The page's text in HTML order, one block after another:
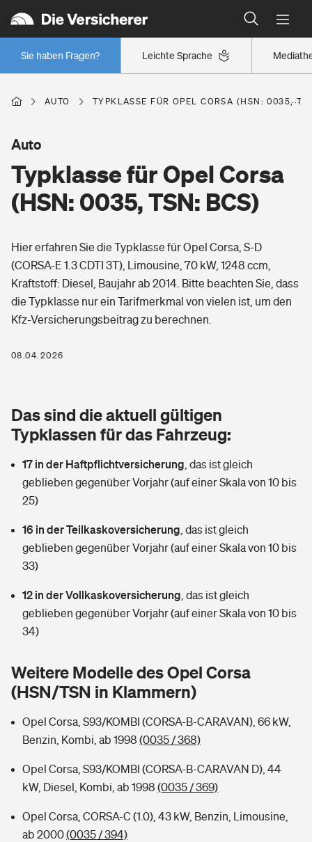
Leichte Sprache
Sie haben Fragen?
Wer versichert was: Jetzt Versicherer finden
Regionalklassen: So ist Ihre Region eingestuft
Wer versichert was: Jetzt Versicherer finden
Berufsunfähigkeitsversicherung
Erwerbsunfähigkeitsversicherung
Grundfähigkeitsversicherung
Arbeitsrechtsschutz
Berufshaftpflichtversicherung
Zur Übersicht
Tools
Wer versichert was: Jetzt Versicherer finden
Sie haben Fragen?
Wohnen
Elementarversicherung
Glasversicherung
Mietkautionsversicherung
Restkreditversicherung
Zur Übersicht
Tools
Wer versichert was: Jetzt Versicherer finden
Sie haben Fragen?
Freizeit
Pri­vate Haft­pflicht­
Kinderunfall­ver­si­che­rung
Kinderinvalidität
Hundehalter-Haftpflicht
Handyversicherung
Musikinstrumentenversicherung
Zur Übersicht
Tools
Kinderunfall-Check: Mehr Sicherheit für deine Kids
Gesundheit
Private Krankenversicherung
Dread-Disease-Versicherung
Tierkrankenversicherung
Zur Übersicht
Tools
Wer versichert was: Jetzt Versicherer finden
Sie haben Fragen?
Rentenrechner: Wie viel Geld bekomme ich im Alter?
AUTO TYPKLASSE FÜR OPEL CORSA (HSN: 0035,
Typklasse für Opel Corsa
(HSN: 0035, TSN: BCS)
Auto
Hier erfahren Sie die Typklasse für Opel Corsa, S-D
(CORSA-E 1.3 CDTI 3T), Limousine, 70 kW, 1248 ccm,
Kraftstoff: Diesel, Baujahr ab 2014. Bitte beachten Sie, dass
die Typklasse nur ein Tarifmerkmal von vielen ist, um den
Kfz-Versicherungsbeitrag zu berechnen.
08.04.2026
Das sind die aktuell gültigen
Typklassen für das Fahrzeug:
17 in der Haftpflichtversicherung das ist gleich
geblieben gegenüber Vorjahr (auf einer Skala von 10 bis
25)
16 in der Teilkaskoversicherung das ist gleich
geblieben gegenüber Vorjahr (auf einer Skala von 10 bis
33)
12 in der Vollkaskoversicherung das ist gleich
geblieben gegenüber Vorjahr (auf einer Skala von 10 bis
34)
Weitere Modelle des Opel Corsa
(HSN/TSN in Klammern)
Opel Corsa, S93/KOMBI (CORSA-B-CARAVAN), 66 kW,
Benzin, Kombi, ab 1998 (0035 / 368)
Opel Corsa, S93/KOMBI (CORSA-B-CARAVAN D), 44
kW, Diesel, Kombi, ab 1998 (0035 / 369)
Opel Corsa, CORSA-C (1.0), 43 kW, Benzin, Limousine,
ab 2000(0035 / 394)